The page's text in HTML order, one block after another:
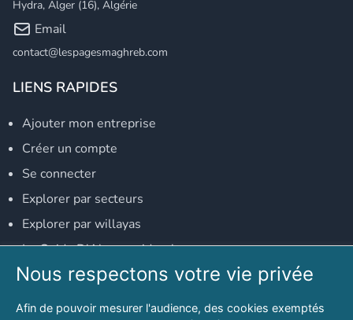
Hydra, Alger (16), Algérie
Email
contact@lespagesmaghreb.com
LIENS RAPIDES
Ajouter mon entreprise
Créer un compte
Se connecter
Explorer par secteurs
Explorer par willayas
Le Guide D'Alger, guide-alger.com
NOS RÉSEAUX SOCIAUX
Notre page Facebook
Nous respectons votre vie privée
Afin de pouvoir mesurer l'audience, des cookies exemptés